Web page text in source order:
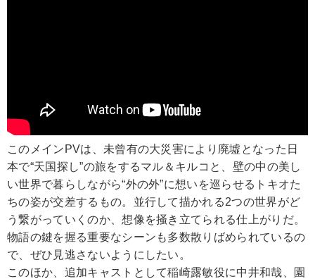
このメインPVは、未曾有の大災害により廃墟となった日
本で“天国探し”の旅をするマル＆キルコと、壁の中の美し
い世界で暮らしながら“外の外”に想いを巡らせるトキオた
ちの姿が交差するもの。並行して描かれる2つの世界がど
う繋がっていくのか、想像を掻き立てられる仕上がりだ。
物語の鍵を握る重要なシーンも多数散りばめられているの
で、ぜひ見逃さないようにしたい。
このほか、追加キャストとして稲崎露敏役に中井和哉、園